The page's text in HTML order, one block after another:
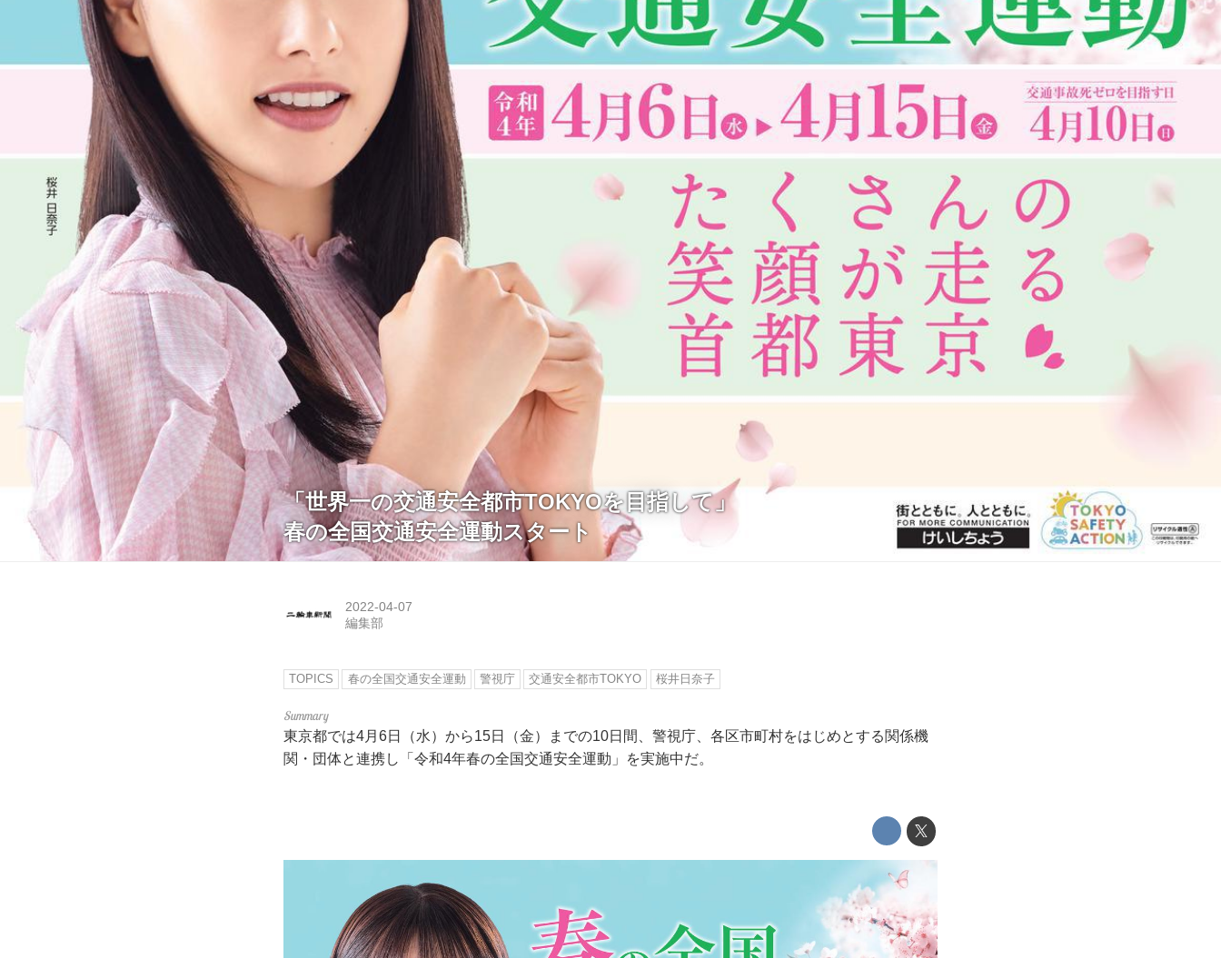
「世界一の交通安全都市TOKYOを目指して」
春の全国交通安全運動スタート
2022-04-07
編集部
TOPICS 春の全国交通安全運動 警視庁 交通安全都市TOKYO 桜井日奈子
東京都では4月6日（水）から15日（金）までの10日間、警視庁、各区市町村をはじめとする関係機
関・団体と連携し「令和4年春の全国交通安全運動」を実施中だ。